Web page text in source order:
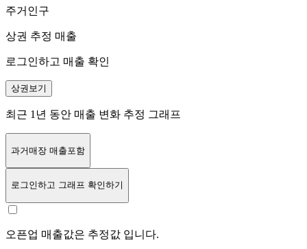
주거인구
상권 추정 매출
로그인하고 매출 확인
상권보기
최근 1년 동안 매출 변화 추정 그래프
과거매장 매출포함
로그인하고 그래프 확인하기
오픈업 매출값은 추정값 입니다.